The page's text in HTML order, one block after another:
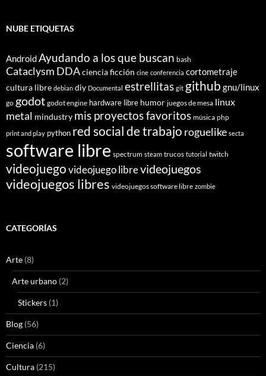
NUBE ETIQUETAS
AndroidAyudando a los que buscan bash
Cataclysm DDAciencia ficción cine conferencia cortometraje
cultura libre debian diy Documental estrellitas git github gnu/linux
go godot godot engine hardware libre humor juegos de mesa linux
metal mindustry mis proyectos favoritos música php
print and play python red social de trabajo roguelike secta
software libre spectrum steam trucos tutorial twitch
videojuegovideojuego librevideojuegos
videojuegos libres videojuegos software libre zombie
CATEGORÍAS
Arte (8)
Arte urbano (2)
Stickers (1)
Blog (56)
Ciencia (6)
Cultura (215)